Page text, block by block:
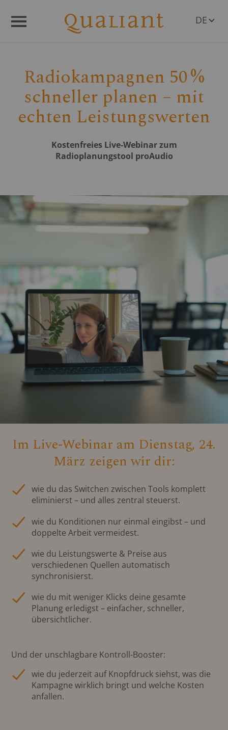
DE
Q R
Radiokampagnen 50 %
schneller planen – mit
echten Leistungswerten
Kostenfreies Live-Webinar zum
Radioplanungstool proAudio
Im Live-Webinar am Dienstag, 24.
März zeigen wir dir:
wie du das Switchen zwischen Tools komplett
eliminierst – und alles zentral steuerst.
wie du Konditionen nur einmal eingibst – und
doppelte Arbeit vermeidest.
wie du Leistungswerte & Preise aus
verschiedenen Quellen automatisch
synchronisierst.
wie du mit weniger Klicks deine gesamte
Planung erledigst – einfacher, schneller,
übersichtlicher.
Und der unschlagbare Kontroll-Booster:
wie du jederzeit auf Knopfdruck siehst, was die
Kampagne wirklich bringt und welche Kosten
anfallen.